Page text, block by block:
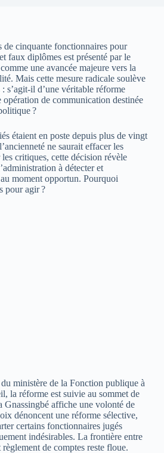
de cinquante fonctionnaires pour
faux diplômes est présenté par le
une avancée majeure vers la
Mais cette mesure radicale soulève
s’agit-il d’une véritable réforme
opération de communication destinée
?
étaient en poste depuis plus de vingt
ne saurait effacer les
critiques, cette décision révèle
à détecter et
moment opportun. Pourquoi
pour agir ?
ministère de la Fonction publique à
la réforme est suivie au sommet de
Gnassingbé affiche une volonté de
dénoncent une réforme sélective,
certains fonctionnaires jugés
indésirables. La frontière entre
de comptes reste floue.